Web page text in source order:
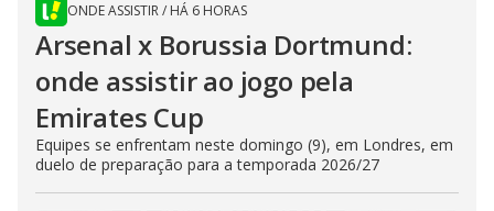
ONDE ASSISTIR/ HÁ 6 HORAS
Arsenal x Borussia Dortmund:
onde assistir ao jogo pela
Emirates Cup
Equipes se enfrentam neste domingo (9), em Londres, em
duelo de preparação para a temporada 2026/27